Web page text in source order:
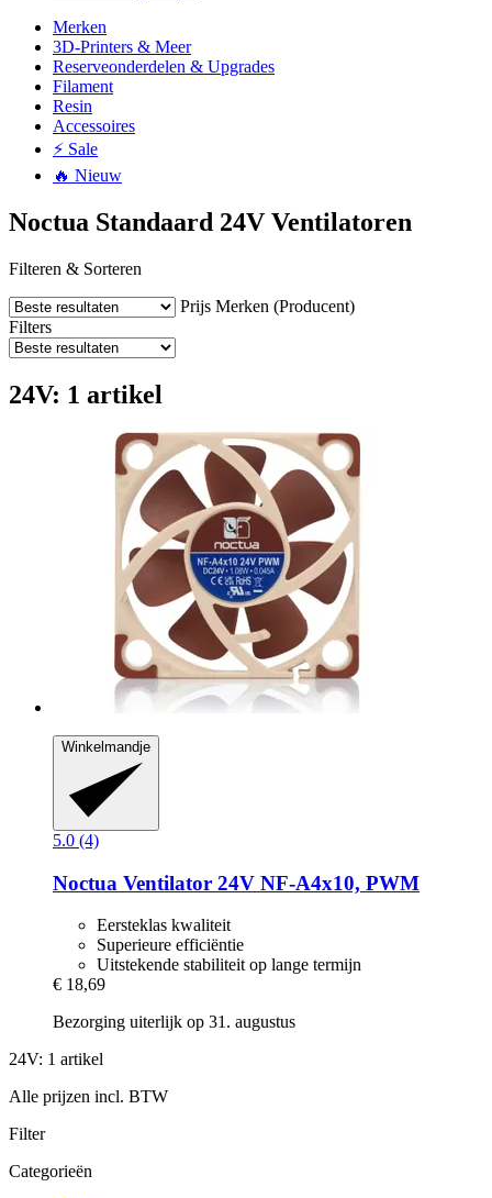
Merken
3D-Printers & Meer
Reserveonderdelen & Upgrades
Filament
Resin
Accessoires
⚡ Sale
🔥 Nieuw
Noctua Standaard 24V Ventilatoren
Filteren & Sorteren
Prijs Merken (Producent)
Filters
24V: 1 artikel
Winkelmandje
5.0 (4)
Noctua Ventilator 24V NF-​A4x10, PWM
Eersteklas kwaliteit
Superieure efficiëntie
Uitstekende stabiliteit op lange termijn
€ 18,69
Bezorging uiterlijk op 31. augustus
24V: 1 artikel
Alle prijzen incl. BTW
Filter
Categorieën